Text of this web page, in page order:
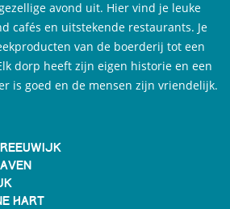
avond uit. Hier vind je leuke
cafés en uitstekende restaurants. Je
van de boerderij tot een
dorp heeft zijn eigen historie en een
is goed en de mensen zijn vriendelijk.
Hart